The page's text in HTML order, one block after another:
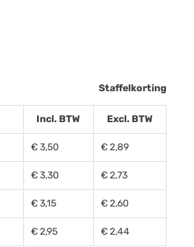
Staffelkorting
Incl. BTW Excl. BTW
€ 3,50 € 2,89
€ 3,30 € 2,73
€ 3,15 € 2,60
€ 2,95 € 2,44